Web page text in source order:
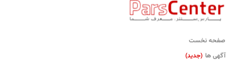
صفحه نخست
آگهی ها (جدید)